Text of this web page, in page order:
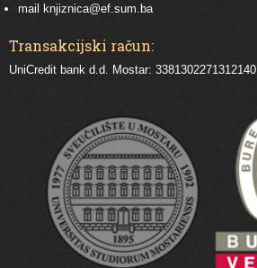
mail
knjiznica@ef.sum.ba
Transakcijski račun:
UniCredit bank d.d. Mostar: 3381302271312140